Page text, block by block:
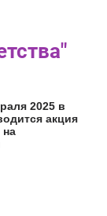
2025 в
акция
на